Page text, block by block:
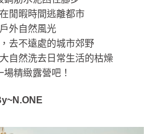
閒暇時間逃離都市
外自然風光
去不遠處的城市郊野
自然洗去日常生活的枯燥
場精緻露營吧！